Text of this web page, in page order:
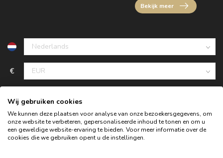
Bekijk meer
€
Wij gebruiken cookies
We kunnen deze plaatsen voor analyse van onze bezoekersgegevens, om
onze website te verbeteren, gepersonaliseerde inhoud te tonen en om u
een geweldige website-ervaring te bieden. Voor meer informatie over de
cookies die we gebruiken opent u de instellingen.